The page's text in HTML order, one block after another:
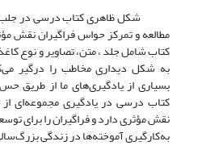
شکل ظاهری کتاب درسی در جلب
مطالعه و تمرکز حواس فراگیران نقش
کتاب شامل جلد ، متن، تصاویر و نوع
به شکل دیداری مخاطب را درگیر
بسیاری از یادگیری‌های ما از طریق
کتاب درسی در یادگیری مجموعه‌ای
نقش مؤثری دارد و فراگیران را برای
به‌کارگیری آموخته‌ها در زندگی